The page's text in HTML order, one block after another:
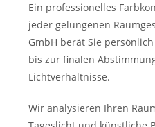
Ein professionelles
jeder gelungenen
GmbH berät Sie
bis zur finalen
Lichtverhältnisse.
Wir analysieren Ihren